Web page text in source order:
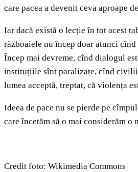
care pacea a devenit ceva aproape
Iar dacă există o lecție în tot acest
războaiele nu încep doar atunci
Încep mai devreme, cînd dialogul
instituțiile sînt paralizate, cînd
lumea acceptă, treptat, că violența
Ideea de pace nu se pierde pe
care încetăm să o mai considerăm o
Credit foto: Wikimedia Commons